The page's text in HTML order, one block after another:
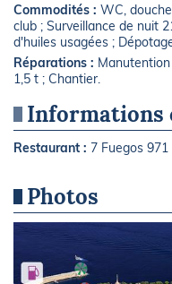
Commodités : WC,
club ; Surveillance de nuit
d'huiles usagées ;
Réparations :
1,5 t ; Chantier.
Informations
Restaurant : 7 Fuegos
Photos